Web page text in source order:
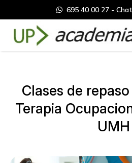
695 40 00 27 -
Clases de
Terapia
UMH